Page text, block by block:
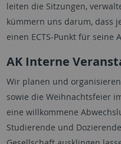
leiten die Sitzungen,
kümmern uns darum, dass
einen ECTS-Punkt für seine
AK Interne
Wir planen und
sowie die Weihnachtsfeier
eine willkommene
Studierende und